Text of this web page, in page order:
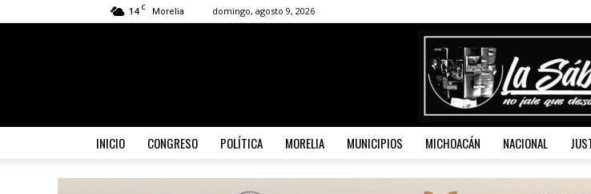
14 C Morelia domingo, agosto 9, 2026
INICIO CONGRESO POLÍTICA MORELIA MUNICIPIOS MICHOACÁN NACIONAL